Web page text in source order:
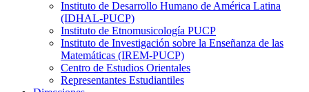
Instituto de Desarrollo Humano de América Latina
(IDHAL-PUCP)
Instituto de Etnomusicología PUCP
Instituto de Investigación sobre la Enseñanza de las
Matemáticas (IREM-PUCP)
Centro de Estudios Orientales
Representantes Estudiantiles